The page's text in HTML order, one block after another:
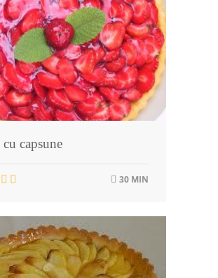
cu capsune
30 MIN